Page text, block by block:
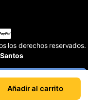
Añadir al carrito
los derechos reservados.
Cuenta